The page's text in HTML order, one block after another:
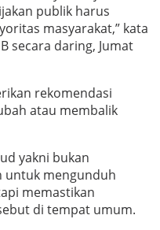
publik harus
masyarakat,” kata
secara daring, Jumat
rekomendasi
atau membalik
yakni bukan
untuk mengunduh
memastikan
di tempat umum.